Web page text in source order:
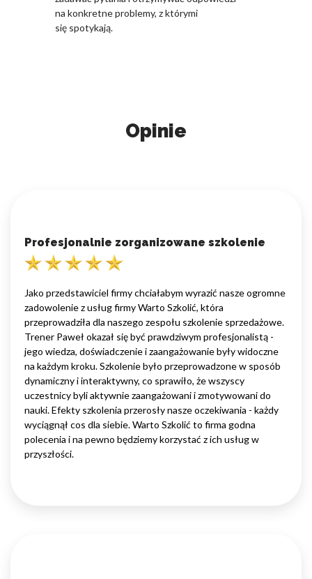
na konkretne problemy, z którymi
się spotykają.
Opinie
Profesjonalnie zorganizowane szkolenie
Jako przedstawiciel firmy chciałabym wyrazić nasze ogromne
zadowolenie z usług firmy Warto Szkolić, która
przeprowadziła dla naszego zespołu szkolenie sprzedażowe.
Trener Paweł okazał się być prawdziwym profesjonalistą -
jego wiedza, doświadczenie i zaangażowanie były widoczne
na każdym kroku. Szkolenie było przeprowadzone w sposób
dynamiczny i interaktywny, co sprawiło, że wszyscy
uczestnicy byli aktywnie zaangażowani i zmotywowani do
nauki. Efekty szkolenia przerosły nasze oczekiwania - każdy
wyciągnął cos dla siebie. Warto Szkolić to firma godna
polecenia i na pewno będziemy korzystać z ich usług w
przyszłości.